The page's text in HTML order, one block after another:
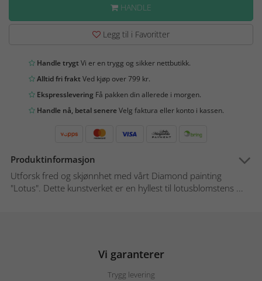
HANDLE
Legg til i Favoritter
Handle trygtVi er en trygg og sikker nettbutikk.
Alltid fri fraktVed kjøp over 799 kr.
Ekspresslevering Få pakken din allerede i morgen.
Handle nå, betal senereVelg faktura eller konto i kassen.
Produktinformasjon
Utforsk fred og skjønnhet med vårt Diamond painting
"Lotus". Dette kunstverket er en hyllest til lotusblomstens ...
Vi garanterer
Trygg levering